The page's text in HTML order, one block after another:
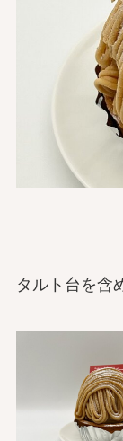
タルト台を含